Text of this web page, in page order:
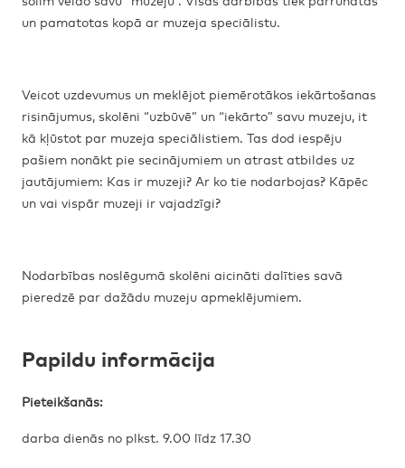
un pamatotas kopā ar muzeja speciālistu.
Veicot uzdevumus un meklējot piemērotākos iekārtošanas
risinājumus, skolēni “uzbūvē” un “iekārto” savu muzeju, it
kā kļūstot par muzeja speciālistiem. Tas dod iespēju
pašiem nonākt pie secinājumiem un atrast atbildes uz
jautājumiem: Kas ir muzeji? Ar ko tie nodarbojas? Kāpēc
un vai vispār muzeji ir vajadzīgi?
Nodarbības noslēgumā skolēni aicināti dalīties savā
pieredzē par dažādu muzeju apmeklējumiem.
Papildu informācija
Pieteikšanās:
darba dienās no plkst. 9.00 līdz 17.30